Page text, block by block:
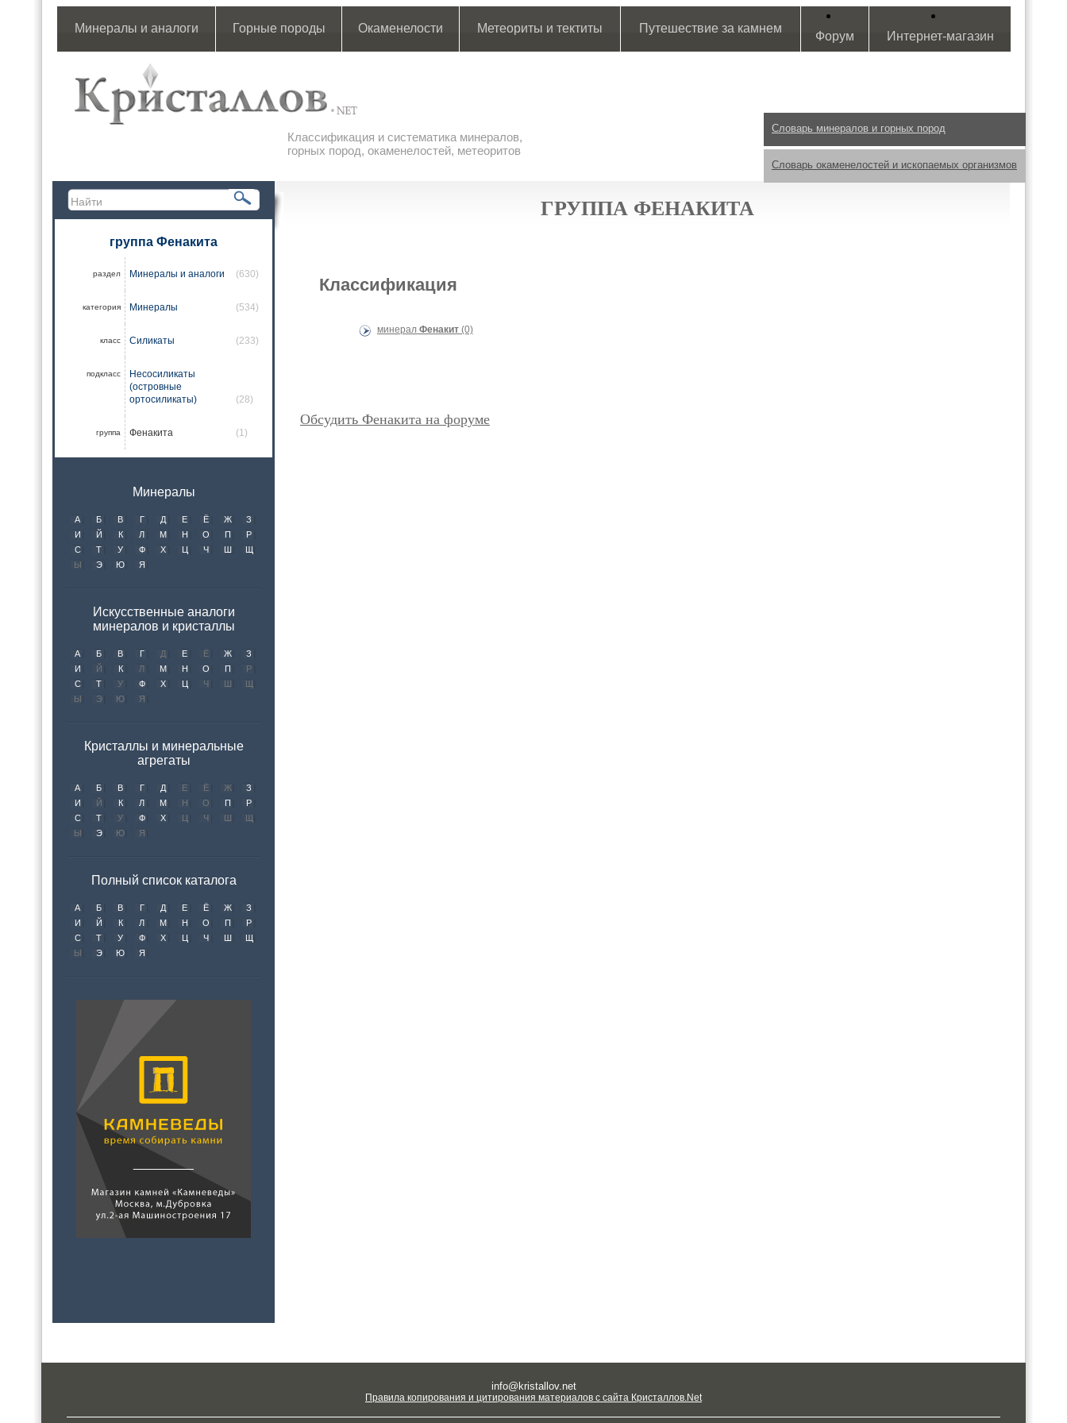
Минералы и аналоги Горные породы Окаменелости Метеориты и тектиты Путешествие за камнем
Форум Интернет-магазин
Классификация и систематика минералов,
горных пород, окаменелостей, метеоритов
Словарь минералов и горных пород
Словарь окаменелостей и ископаемых организмов
группа Фенакита
раздел Минералы и аналоги (630)
категория Минералы (534)
класс Силикаты (233)
подкласс
Несосиликаты
(островные
ортосиликаты)
(28)
группа Фенакита (1)
Минералы
А Б В Г Д Е Ё Ж
З
И
Й К Л М Н О П
Р
С
Т У Ф Х Ц Ч Ш
Щ
Ы
Э Ю Я
Искусственные аналоги
минералов и кристаллы
А Б В Г Д Е Ё Ж
З
И
Й К Л М Н О П
Р
С
Т У Ф Х Ц Ч Ш
Щ
Ы
Э Ю Я
Кристаллы и минеральные
агрегаты
А Б В Г Д Е Ё Ж
З
И
Й К Л М Н О П
Р
С
Т У Ф Х Ц Ч Ш
Щ
Ы
Э Ю Я
Полный список каталога
А Б В Г Д Е Ё Ж
З
И
Й К Л М Н О П
Р
С
Т У Ф Х Ц Ч Ш
Щ
Ы
Э Ю Я
ГРУППА ФЕНАКИТА
Классификация
минерал Фенакит (0)
Обсудить Фенакита на форуме
info@kristallov.net
Правила копирования и цитирования материалов с сайта Кристаллов.Net